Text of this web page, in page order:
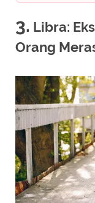
3. Libra:
Orang